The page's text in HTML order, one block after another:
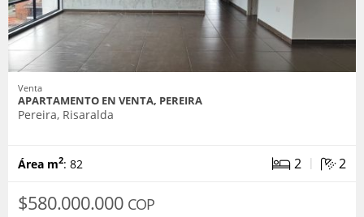
Venta
APARTAMENTO EN VENTA, PEREIRA
Pereira, Risaralda
Área m2: 82 2 | 2
$580.000.000 COP